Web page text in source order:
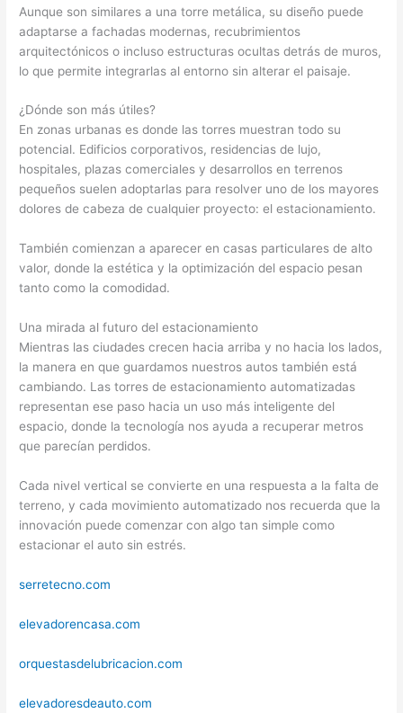
Aunque son similares a una torre metálica, su diseño puede
adaptarse a fachadas modernas, recubrimientos
arquitectónicos o incluso estructuras ocultas detrás de muros,
lo que permite integrarlas al entorno sin alterar el paisaje.
¿Dónde son más útiles?
En zonas urbanas es donde las torres muestran todo su
potencial. Edificios corporativos, residencias de lujo,
hospitales, plazas comerciales y desarrollos en terrenos
pequeños suelen adoptarlas para resolver uno de los mayores
dolores de cabeza de cualquier proyecto: el estacionamiento.
También comienzan a aparecer en casas particulares de alto
valor, donde la estética y la optimización del espacio pesan
tanto como la comodidad.
Una mirada al futuro del estacionamiento
Mientras las ciudades crecen hacia arriba y no hacia los lados,
la manera en que guardamos nuestros autos también está
cambiando. Las torres de estacionamiento automatizadas
representan ese paso hacia un uso más inteligente del
espacio, donde la tecnología nos ayuda a recuperar metros
que parecían perdidos.
Cada nivel vertical se convierte en una respuesta a la falta de
terreno, y cada movimiento automatizado nos recuerda que la
innovación puede comenzar con algo tan simple como
estacionar el auto sin estrés.
serretecno.com
elevadorencasa.com
orquestasdelubricacion.com
elevadoresdeauto.com